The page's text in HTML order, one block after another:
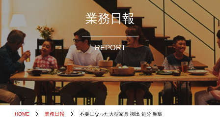
業務日報
REPORT
HOME 業務日報 不要になった大型家具 搬出 処分 昭島